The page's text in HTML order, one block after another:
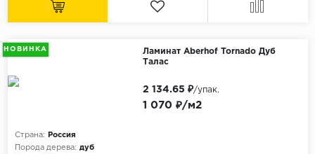
НОВИНКА
Ламинат Aberhof Tornado Дуб
Талас
Страна:
Россия
Порода дерева: дуб
1 070 ₽/м2
2 134.65 ₽/упак.